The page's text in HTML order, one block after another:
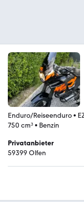
Enduro/Reiseenduro•
750 cm³• Benzin
Privatanbieter
59399 Olfen